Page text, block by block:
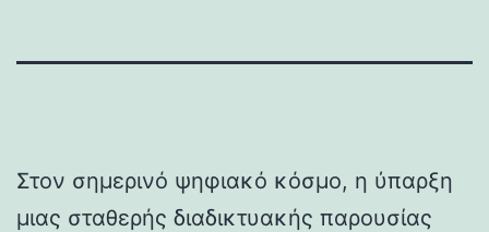
Στον σημερινό ψηφιακό κόσμο, η ύπαρξη
μιας σταθερής διαδικτυακής παρουσίας